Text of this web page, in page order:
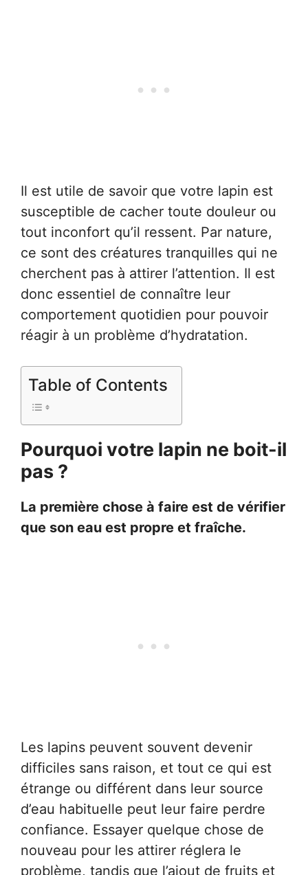
Il est utile de savoir que votre lapin est
susceptible de cacher toute douleur ou
tout inconfort qu’il ressent. Par nature,
ce sont des créatures tranquilles qui ne
cherchent pas à attirer l’attention. Il est
donc essentiel de connaître leur
comportement quotidien pour pouvoir
réagir à un problème d’hydratation.
Table of Contents
Pourquoi votre lapin ne boit-il
pas ?
La première chose à faire est de vérifier
que son eau est propre et fraîche.
Les lapins peuvent souvent devenir
difficiles sans raison, et tout ce qui est
étrange ou différent dans leur source
d’eau habituelle peut leur faire perdre
confiance. Essayer quelque chose de
nouveau pour les attirer réglera le
problème, tandis que l’ajout de fruits et